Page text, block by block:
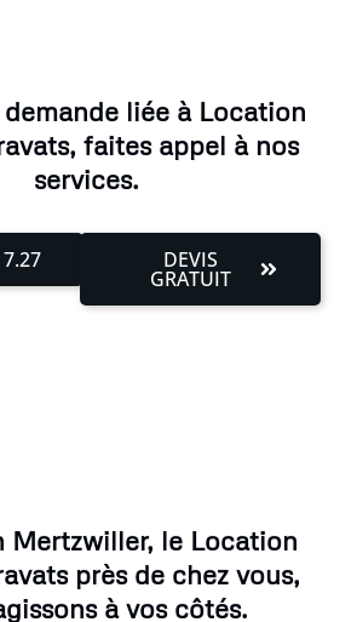
liée à Location
faites appel à nos
services.
DEVIS
GRATUIT
Mertzwiller, le Location
près de chez vous,
à vos côtés.